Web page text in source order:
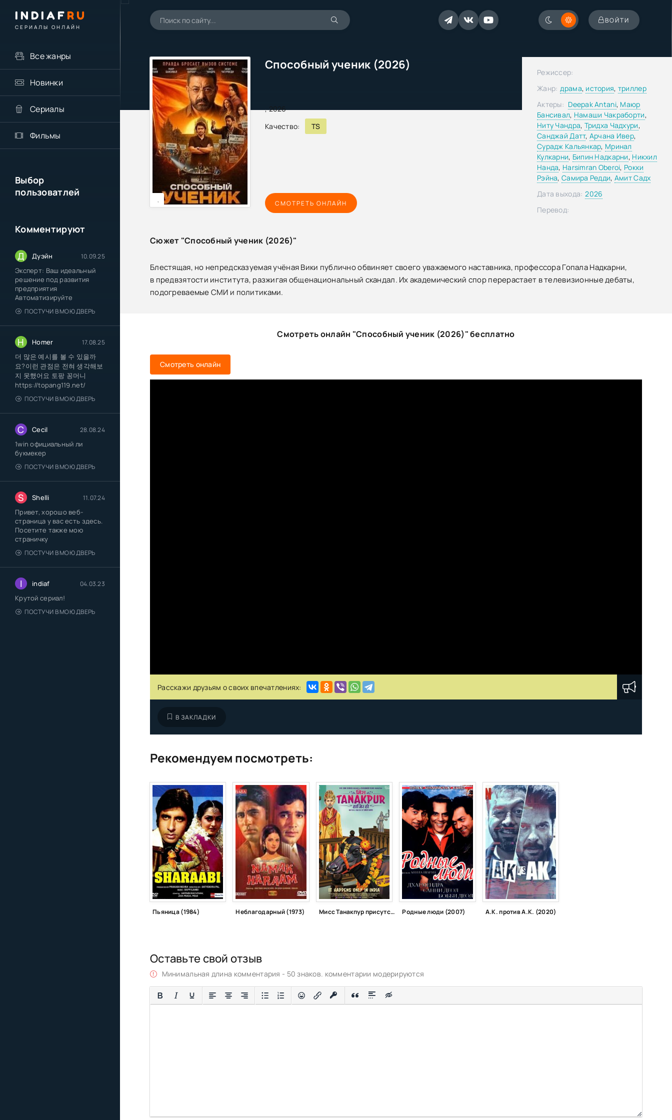
INDIAFRU
СЕРИАЛЫ ОНЛАЙН
ВОЙТИ
Все жанры
Новинки
Сериалы
Фильмы
Выбор
пользоватлей
Комментируют
Д Дуэйн 10.09.25
Эксперт: Ваш идеальный
решение под развития
предприятия
Автоматизируйте
ПОСТУЧИ В МОЮ ДВЕРЬ
H Homer 17.08.25
더 많은 예시를 볼 수 있을까
요?이런 관점은 전혀 생각해보
지 못했어요 토팡 꽁머니
https://topang119.net/
ПОСТУЧИ В МОЮ ДВЕРЬ
C Cecil 28.08.24
1win официальный ли
букмекер
ПОСТУЧИ В МОЮ ДВЕРЬ
S Shelli 11.07.24
Привет, хорошо веб-
страница у вас есть здесь.
Посетите также мою
страничку
ПОСТУЧИ В МОЮ ДВЕРЬ
I indiaf 04.03.23
Крутой сериал!
ПОСТУЧИ В МОЮ ДВЕРЬ
Способный ученик (2026)
,2026
Качество:
TS
, СМОТРЕТЬ ОНЛАЙН
Режиссер:
Жанр: драма, история, триллер
Актеры: Deepak Antani, Маюр
Бансивал, Намаши Чакраборти,
Ниту Чандра, Тридха Чадхури,
Санджай Датт, Арчана Ивер,
Сурадж Кальянкар, Мринал
Кулкарни, Бипин Надкарни, Никхил
Нанда, Harsimran Oberoi, Рокки
Рэйна, Самира Редди, Амит Садх
Дата выхода: 2026
Перевод:
Сюжет "Способный ученик (2026)"
Блестящая, но непредсказуемая учёная Вики публично обвиняет своего уважаемого наставника, профессора Гопала Надкарни,
в предвзятости института, разжигая общенациональный скандал. Их академический спор перерастает в телевизионные дебаты,
подогреваемые СМИ и политиками.
Смотреть онлайн "Способный ученик (2026)" бесплатно
Смотреть онлайн
Расскажи друзьям о своих впечатлениях:
В ЗАКЛАДКИ
Рекомендуем посмотреть:
Пьяница (1984) Неблагодарный (1973) Мисс Танакпур присутствует (2015) Родные люди (2007) А.К. против А.К. (2020)
Оставьте свой отзыв
Минимальная длина комментария - 50 знаков. комментарии модерируются